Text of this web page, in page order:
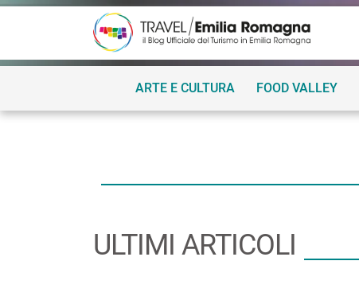
ARTE E CULTURA FOOD VALLEY
ULTIMI ARTICOLI